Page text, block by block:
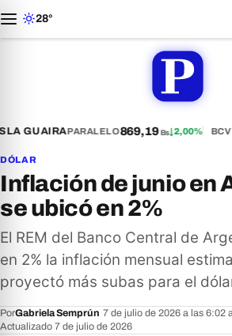
28°
LA GUAIRAPARALELO869,19Bs↓2,00% BCV
DÓLAR
Inflación de junio en
se ubicó en 2%
El REM del Banco Central de
en 2% la inflación mensual
proyectó más subas para el
PorGabriela Semprún 7 de julio de 2026 a las 6:02
Actualizado 7 de julio de 2026